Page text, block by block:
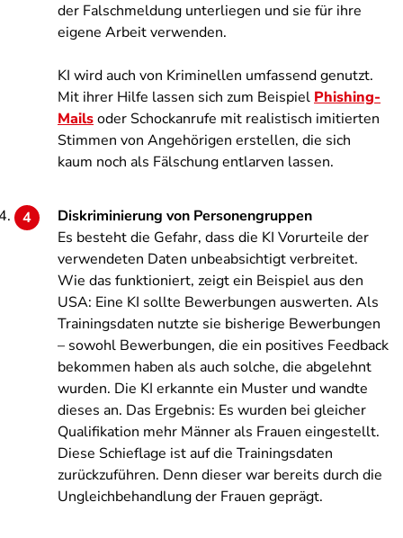
der Falschmeldung unterliegen und sie für ihre
eigene Arbeit verwenden.
KI wird auch von Kriminellen umfassend genutzt.
Mit ihrer Hilfe lassen sich zum Beispiel Phishing-
Mailsoder Schockanrufe mit realistisch imitierten
Stimmen von Angehörigen erstellen, die sich
kaum noch als Fälschung entlarven lassen.
Diskriminierung von Personengruppen
Es besteht die Gefahr, dass die KI Vorurteile der
verwendeten Daten unbeabsichtigt verbreitet.
Wie das funktioniert, zeigt ein Beispiel aus den
USA: Eine KI sollte Bewerbungen auswerten. Als
Trainingsdaten nutzte sie bisherige Bewerbungen
– sowohl Bewerbungen, die ein positives Feedback
bekommen haben als auch solche, die abgelehnt
wurden. Die KI erkannte ein Muster und wandte
dieses an. Das Ergebnis: Es wurden bei gleicher
Qualifikation mehr Männer als Frauen eingestellt.
Diese Schieflage ist auf die Trainingsdaten
zurückzuführen. Denn dieser war bereits durch die
Ungleichbehandlung der Frauen geprägt.